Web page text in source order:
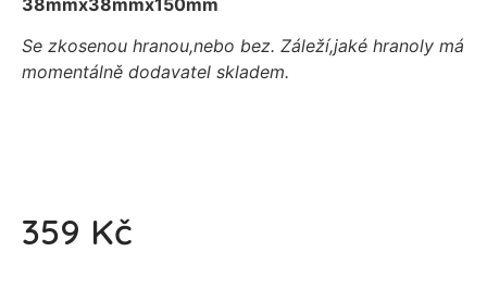
Se zkosenou hranou,nebo bez. Záleží,jaké hranoly má
momentálně dodavatel skladem.
359 Kč